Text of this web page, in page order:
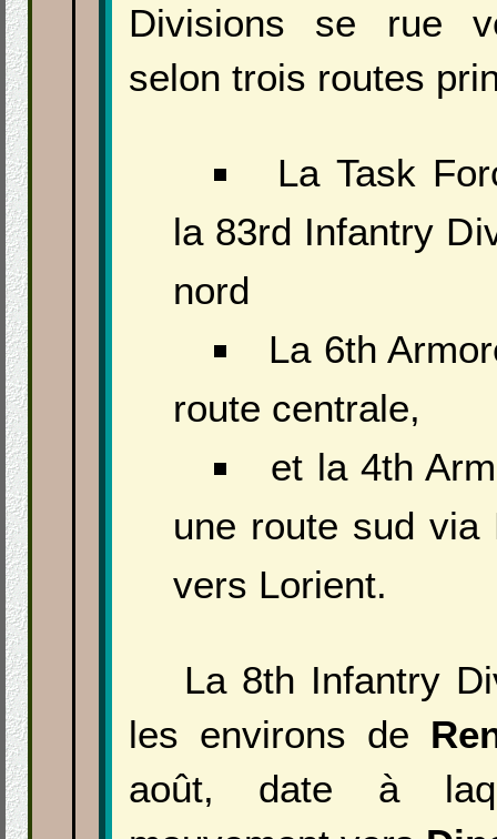
Divisions se rue
selon trois routes
La Task
la 83rd Infantry
nord
La 6th
route centrale,
et la 4th
une route sud via
vers Lorient.
La 8th Infantry
les environs de
août, date à